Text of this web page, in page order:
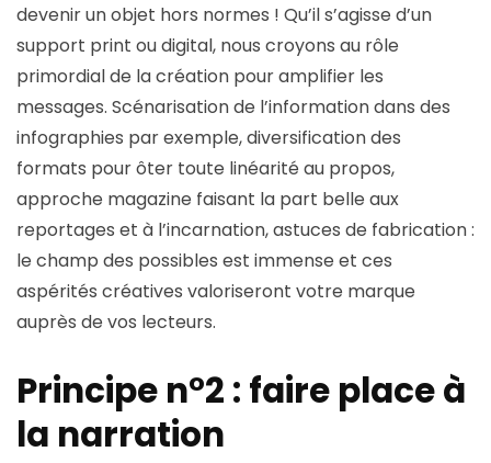
devenir un objet hors normes ! Qu’il s’agisse d’un
support print ou digital, nous croyons au rôle
primordial de la création pour amplifier les
messages. Scénarisation de l’information dans des
infographies par exemple, diversification des
formats pour ôter toute linéarité au propos,
approche magazine faisant la part belle aux
reportages et à l’incarnation, astuces de fabrication :
le champ des possibles est immense et ces
aspérités créatives valoriseront votre marque
auprès de vos lecteurs.
Principe n°2 : faire place à
la narration